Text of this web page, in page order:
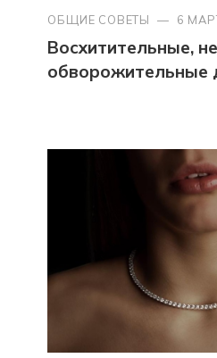
ОБЩИЕ СОВЕТЫ — 6
Восхитительные,
обворожительные